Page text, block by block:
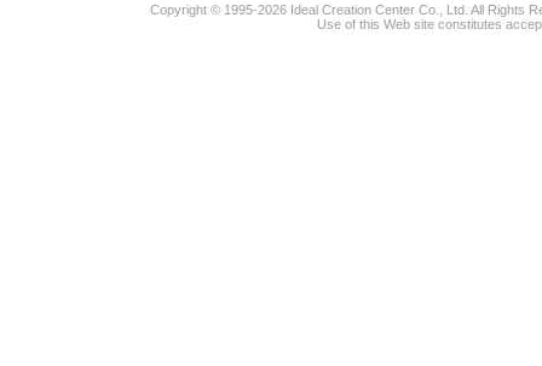
Copyright © 1995-2026 Ideal Creation Center Co., Ltd. All Rights
Use of this Web site constitutes